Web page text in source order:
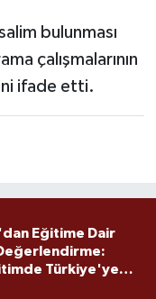
bulunması
çalışmalarının
ifade etti.
Eğitime Dair
Türkiye'ye